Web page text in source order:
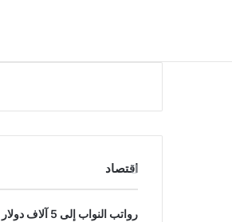
اقتصاد
رواتب النواب إلى 5 آلاف دولار